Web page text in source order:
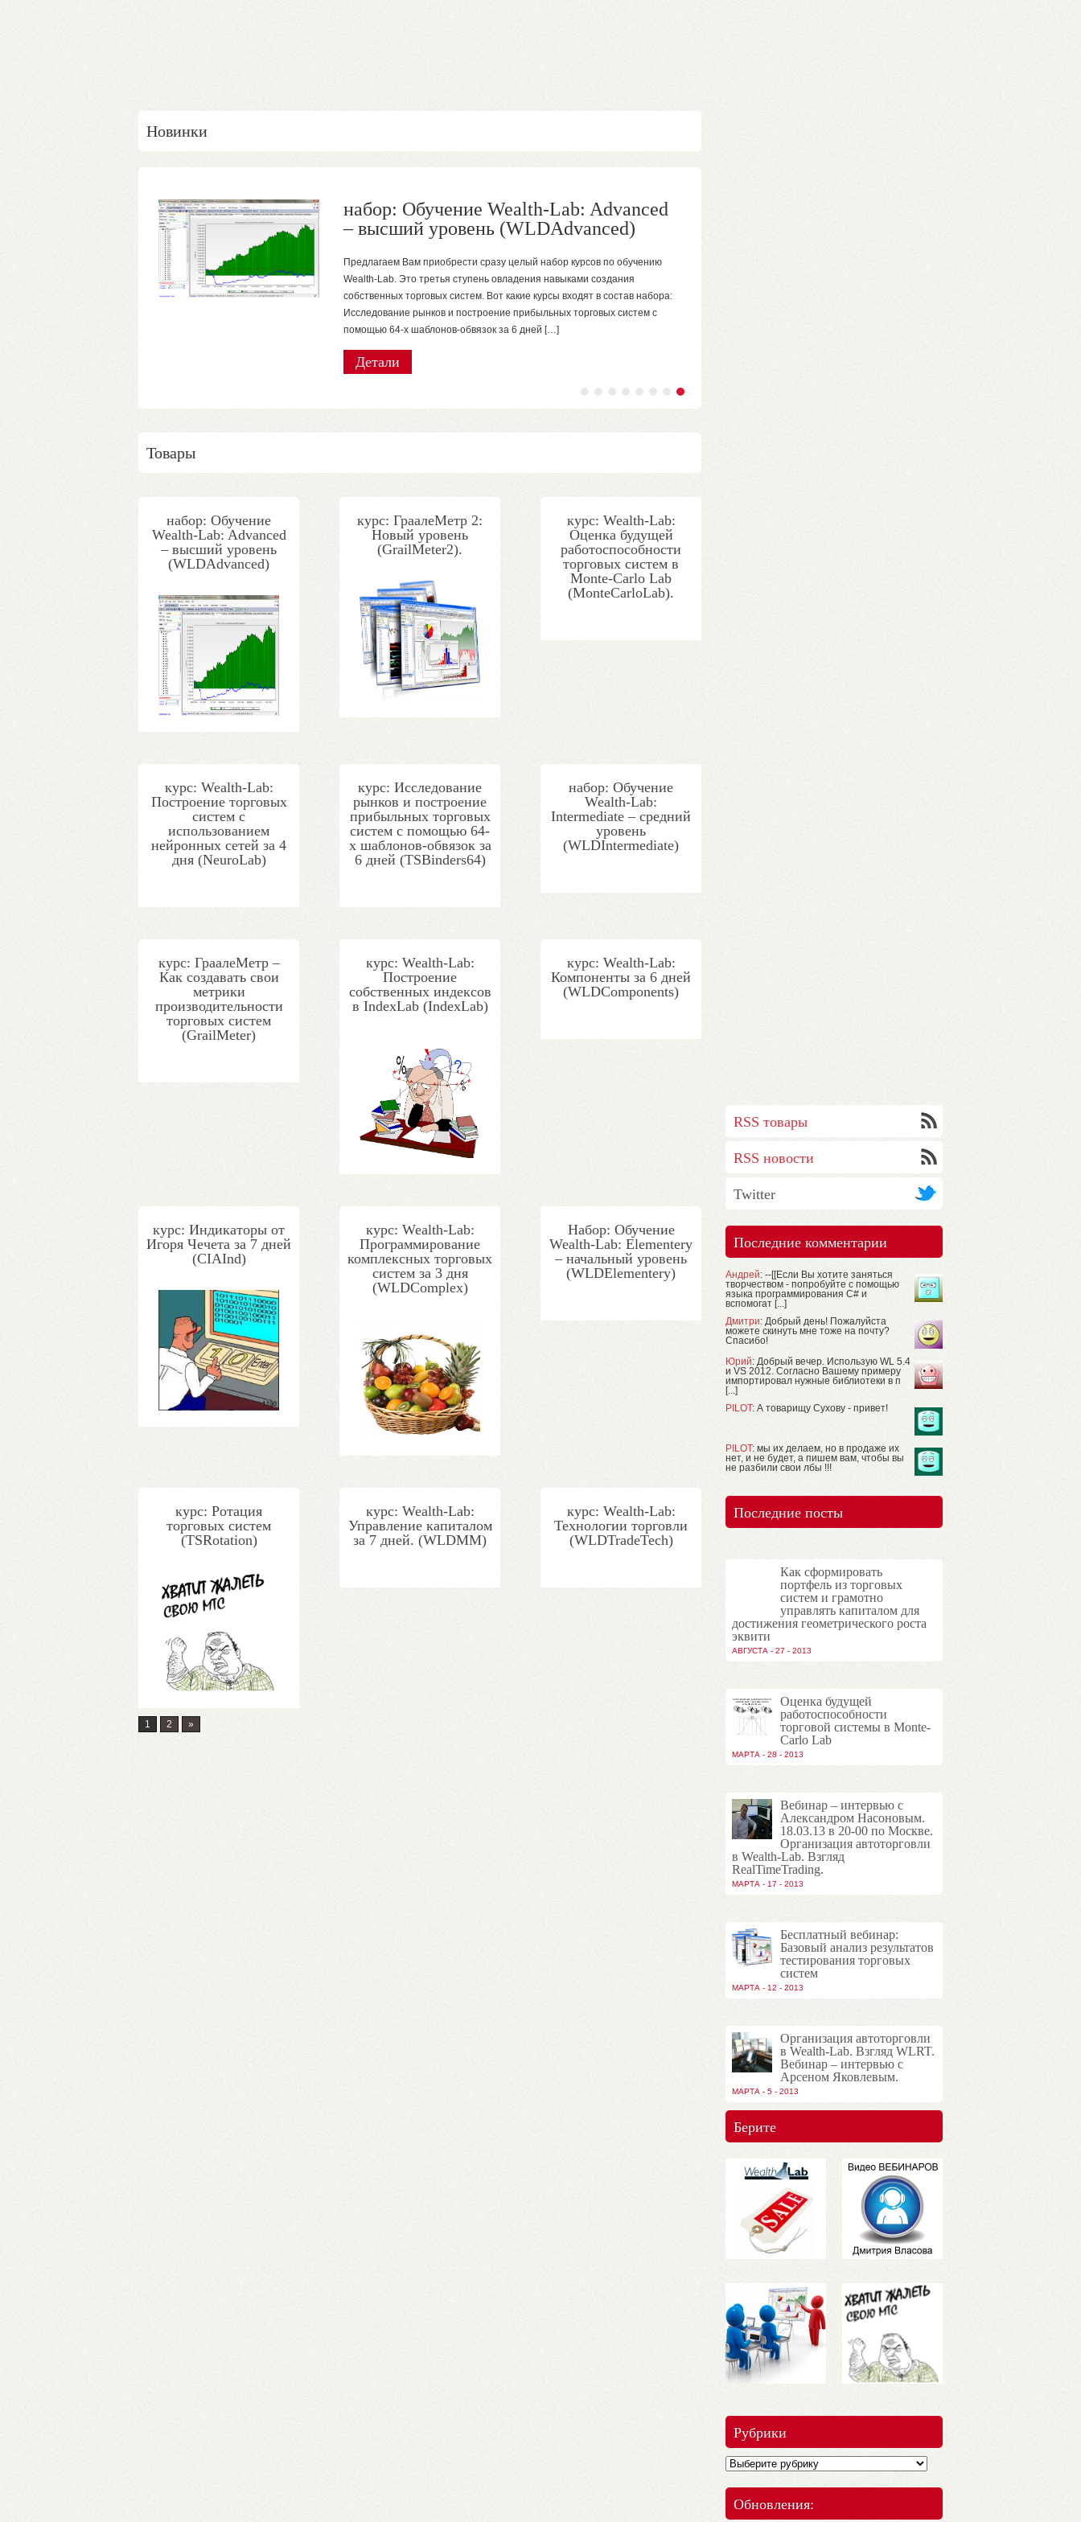
Новинки
набор: Обучение Wealth-Lab: Advanced
– высший уровень (WLDAdvanced)
Предлагаем Вам приобрести сразу целый набор курсов по обучению
Wealth-Lab. Это третья ступень овладения навыками создания
собственных торговых систем. Вот какие курсы входят в состав набора:
Исследование рынков и построение прибыльных торговых систем с
помощью 64-х шаблонов-обвязок за 6 дней […]
Детали
Детали
Детали
Детали
Товары
набор: Обучение
Wealth-Lab: Advanced
– высший уровень
(WLDAdvanced)
курс: ГраалеМетр 2:
Новый уровень
(GrailMeter2).
курс: Wealth-Lab:
Оценка будущей
работоспособности
торговых систем в
Monte-Carlo Lab
(MonteCarloLab).
курс: Wealth-Lab:
Построение торговых
систем с
использованием
нейронных сетей за 4
дня (NeuroLab)
курс: Исследование
рынков и построение
прибыльных торговых
систем с помощью 64-
х шаблонов-обвязок за
6 дней (TSBinders64)
набор: Обучение
Wealth-Lab:
Intermediate – средний
уровень
(WLDIntermediate)
курс: ГраалеМетр –
Как создавать свои
метрики
производительности
торговых систем
(GrailMeter)
курс: Wealth-Lab:
Построение
собственных индексов
в IndexLab (IndexLab)
курс: Wealth-Lab:
Компоненты за 6 дней
(WLDComponents)
курс: Индикаторы от
Игоря Чечета за 7 дней
(CIAInd)
курс: Wealth-Lab:
Программирование
комплексных торговых
систем за 3 дня
(WLDComplex)
Набор: Обучение
Wealth-Lab: Elementery
– начальный уровень
(WLDElementery)
курс: Ротация
торговых систем
(TSRotation)
курс: Wealth-Lab:
Управление капиталом
за 7 дней. (WLDMM)
курс: Wealth-Lab:
Технологии торговли
(WLDTradeTech)
1 2 »
RSS товары
RSS новости
Twitter
Последние комментарии
Андрей: --[[Если Вы хотите заняться
творчеством - попробуйте с помощью
языка программирования C# и
вспомогат [...]
Дмитри: Добрый день! Пожалуйста
можете скинуть мне тоже на почту?
Спасибо!
Юрий: Добрый вечер. Использую WL 5.4
и VS 2012. Согласно Вашему примеру
импортировал нужные библиотеки в п
[...]
PILOT: А товарищу Сухову - привет!
PILOT: мы их делаем, но в продаже их
нет, и не будет, а пишем вам, чтобы вы
не разбили свои лбы !!!
Последние посты
Как сформировать
портфель из торговых
систем и грамотно
управлять капиталом для
достижения геометрического роста
эквити
АВГУСТА - 27 - 2013
Оценка будущей
работоспособности
торговой системы в Monte-
Carlo Lab
МАРТА - 28 - 2013
Вебинар – интервью с
Александром Насоновым.
18.03.13 в 20-00 по Москве.
Организация автоторговли
в Wealth-Lab. Взгляд
RealTimeTrading.
МАРТА - 17 - 2013
Бесплатный вебинар:
Базовый анализ результатов
тестирования торговых
систем
МАРТА - 12 - 2013
Организация автоторговли
в Wealth-Lab. Взгляд WLRT.
Вебинар – интервью с
Арсеном Яковлевым.
МАРТА - 5 - 2013
Берите
Рубрики
Обновления: